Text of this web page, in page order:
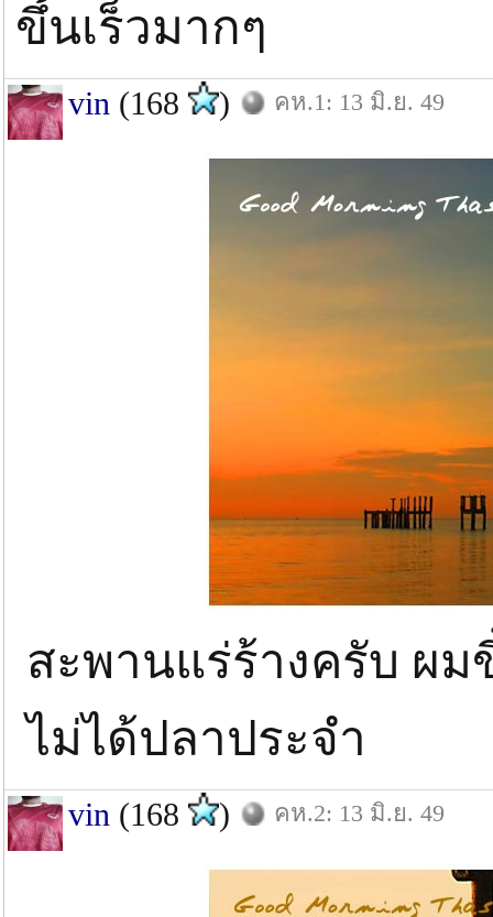
ขึ้นเร็วมากๆ
vin (168 ) คห.1: 13 มิ.ย. 49
สะพานแร่ร้างครับ ผ
ไม่ได้ปลาประจำ
vin (168 ) คห.2: 13 มิ.ย. 49